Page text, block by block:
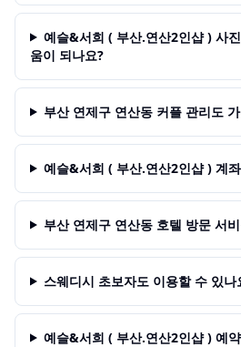
예슬&서희 ( 부산.연산2인샵 ) 사
움이 되나요?
부산 연제구 연산동 커플 관리도
예슬&서희 ( 부산.연산2인샵 ) 계
부산 연제구 연산동 호텔 방문 서
스웨디시 초보자도 이용할 수 있나
예슬&서희 ( 부산.연산2인샵 ) 예